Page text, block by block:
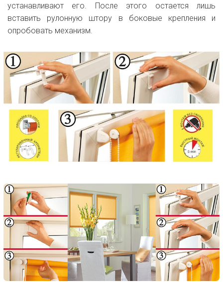
устанавливают его. После этого остается лишь
вставить рулонную штору в боковые крепления и
опробовать механизм.